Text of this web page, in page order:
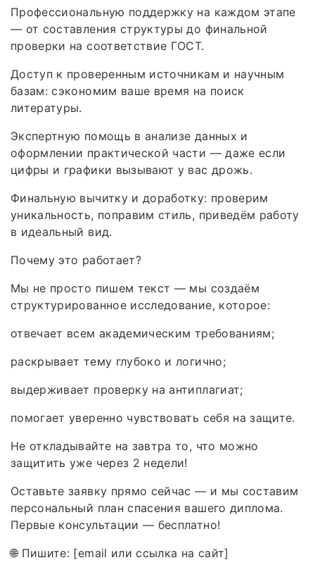
Профессиональную поддержку на каждом этапе
— от составления структуры до финальной
проверки на соответствие ГОСТ.
Доступ к проверенным источникам и научным
базам: сэкономим ваше время на поиск
литературы.
Экспертную помощь в анализе данных и
оформлении практической части — даже если
цифры и графики вызывают у вас дрожь.
Финальную вычитку и доработку: проверим
уникальность, поправим стиль, приведём работу
в идеальный вид.
Почему это работает?
Мы не просто пишем текст — мы создаём
структурированное исследование, которое:
отвечает всем академическим требованиям;
раскрывает тему глубоко и логично;
выдерживает проверку на антиплагиат;
помогает уверенно чувствовать себя на защите.
Не откладывайте на завтра то, что можно
защитить уже через 2 недели!
Оставьте заявку прямо сейчас — и мы составим
персональный план спасения вашего диплома.
Первые консультации — бесплатно!
🌐 Пишите: [email или ссылка на сайт]